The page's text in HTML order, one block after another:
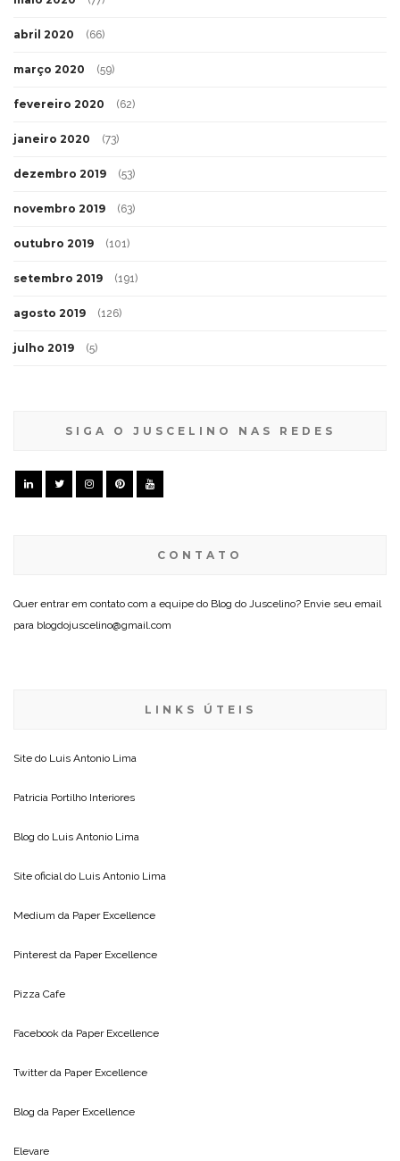
abril 2020 (66)
março 2020 (59)
fevereiro 2020 (62)
janeiro 2020 (73)
dezembro 2019 (53)
novembro 2019 (63)
outubro 2019 (101)
setembro 2019 (191)
agosto 2019 (126)
julho 2019 (5)
SIGA O JUSCELINO NAS REDES
CONTATO
Quer entrar em contato com a equipe do Blog do Juscelino? Envie seu email
para blogdojuscelino@gmail.com
LINKS ÚTEIS
Site do Luis Antonio Lima
Patricia Portilho Interiores
Blog do Luis Antonio Lima
Site oficial do Luis Antonio Lima
Medium da Paper Excellence
Pinterest da Paper Excellence
Pizza Cafe
Facebook da Paper Excellence
Twitter da Paper Excellence
Blog da Paper Excellence
Elevare